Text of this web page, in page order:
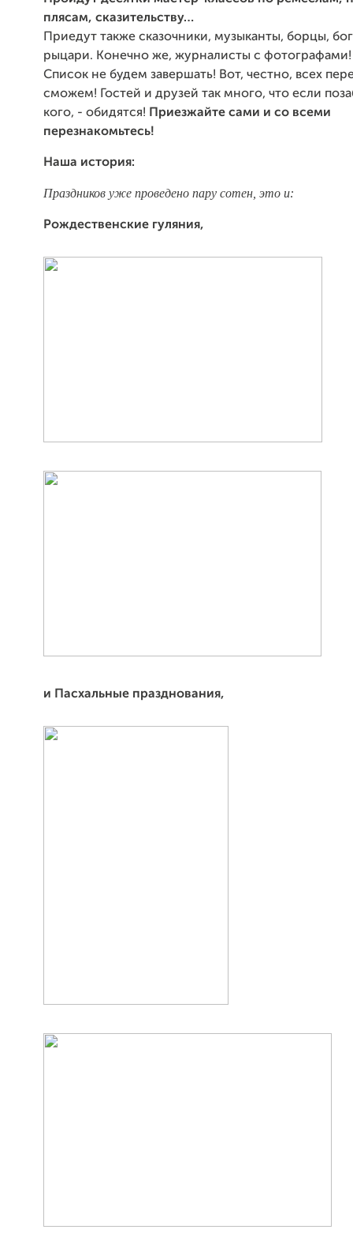
плясам, сказительству…
Приедут также сказочники, музыканты, борцы,
рыцари. Конечно же, журналисты с фотографами!
Список не будем завершать! Вот, честно, всех
сможем! Гостей и друзей так много, что если
кого, - обидятся! Приезжайте сами и со всеми
перезнакомьтесь!
Наша история:
Праздников уже проведено пару сотен, это и:
Рождественские гуляния,
и Пасхальные празднования,